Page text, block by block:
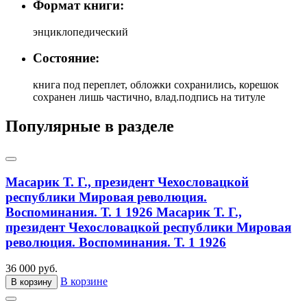
Формат книги:
энциклопедический
Состояние:
книга под переплет, обложки сохранились, корешок
сохранен лишь частично, влад.подпись на титуле
Популярные в разделе
Масарик Т. Г., президент Чехословацкой
республики Мировая революция.
Воспоминания. Т. 1 1926 Масарик Т. Г.,
президент Чехословацкой республики Мировая
революция. Воспоминания. Т. 1 1926
36 000 руб.
В корзину В корзине